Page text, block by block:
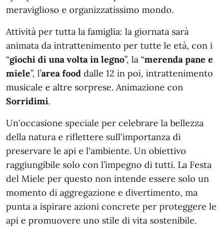
meraviglioso e organizzatissimo mondo.
Attività per tutta la famiglia: la giornata sarà
animata da intrattenimento per tutte le età, con i
“giochi di una volta in legno”, la “merenda pane e
miele”, l’area food dalle 12 in poi, intrattenimento
musicale e altre sorprese. Animazione con
Sorridimi.
Un'occasione speciale per celebrare la bellezza
della natura e riflettere sull'importanza di
preservare le api e l'ambiente. Un obiettivo
raggiungibile solo con l’impegno di tutti. La Festa
del Miele per questo non intende essere solo un
momento di aggregazione e divertimento, ma
punta a ispirare azioni concrete per proteggere le
api e promuovere uno stile di vita sostenibile.